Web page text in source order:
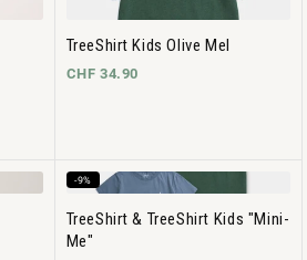
TreeShirt Kids Olive Mel
CHF 34.90
-9%
TreeShirt & TreeShirt Kids "Mini-
Me"